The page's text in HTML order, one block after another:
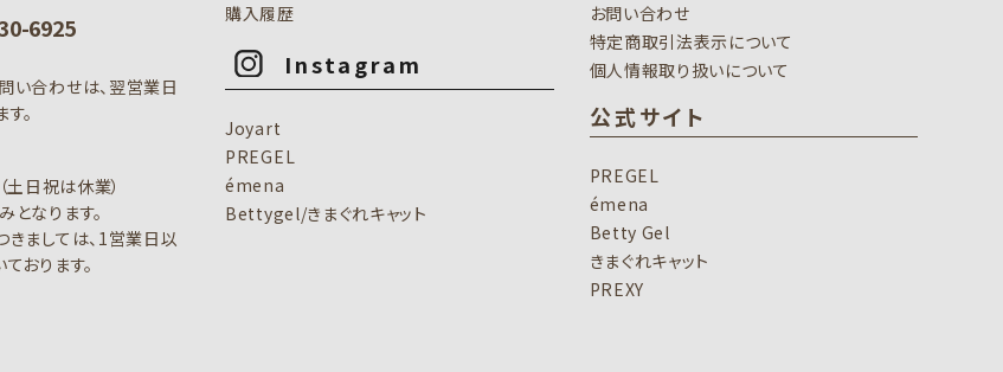
6925
い合わせは、翌営業日
。
日祝は休業）
なります。
ましては、1営業日以
おります。
購入履歴
Instagram
Joyart
PREGEL
émena
Bettygel/きまぐれキャット
お問い合わせ
特定商取引法表示について
個人情報取り扱いについて
公式サイト
PREGEL
émena
Betty Gel
きまぐれキャット
PREXY